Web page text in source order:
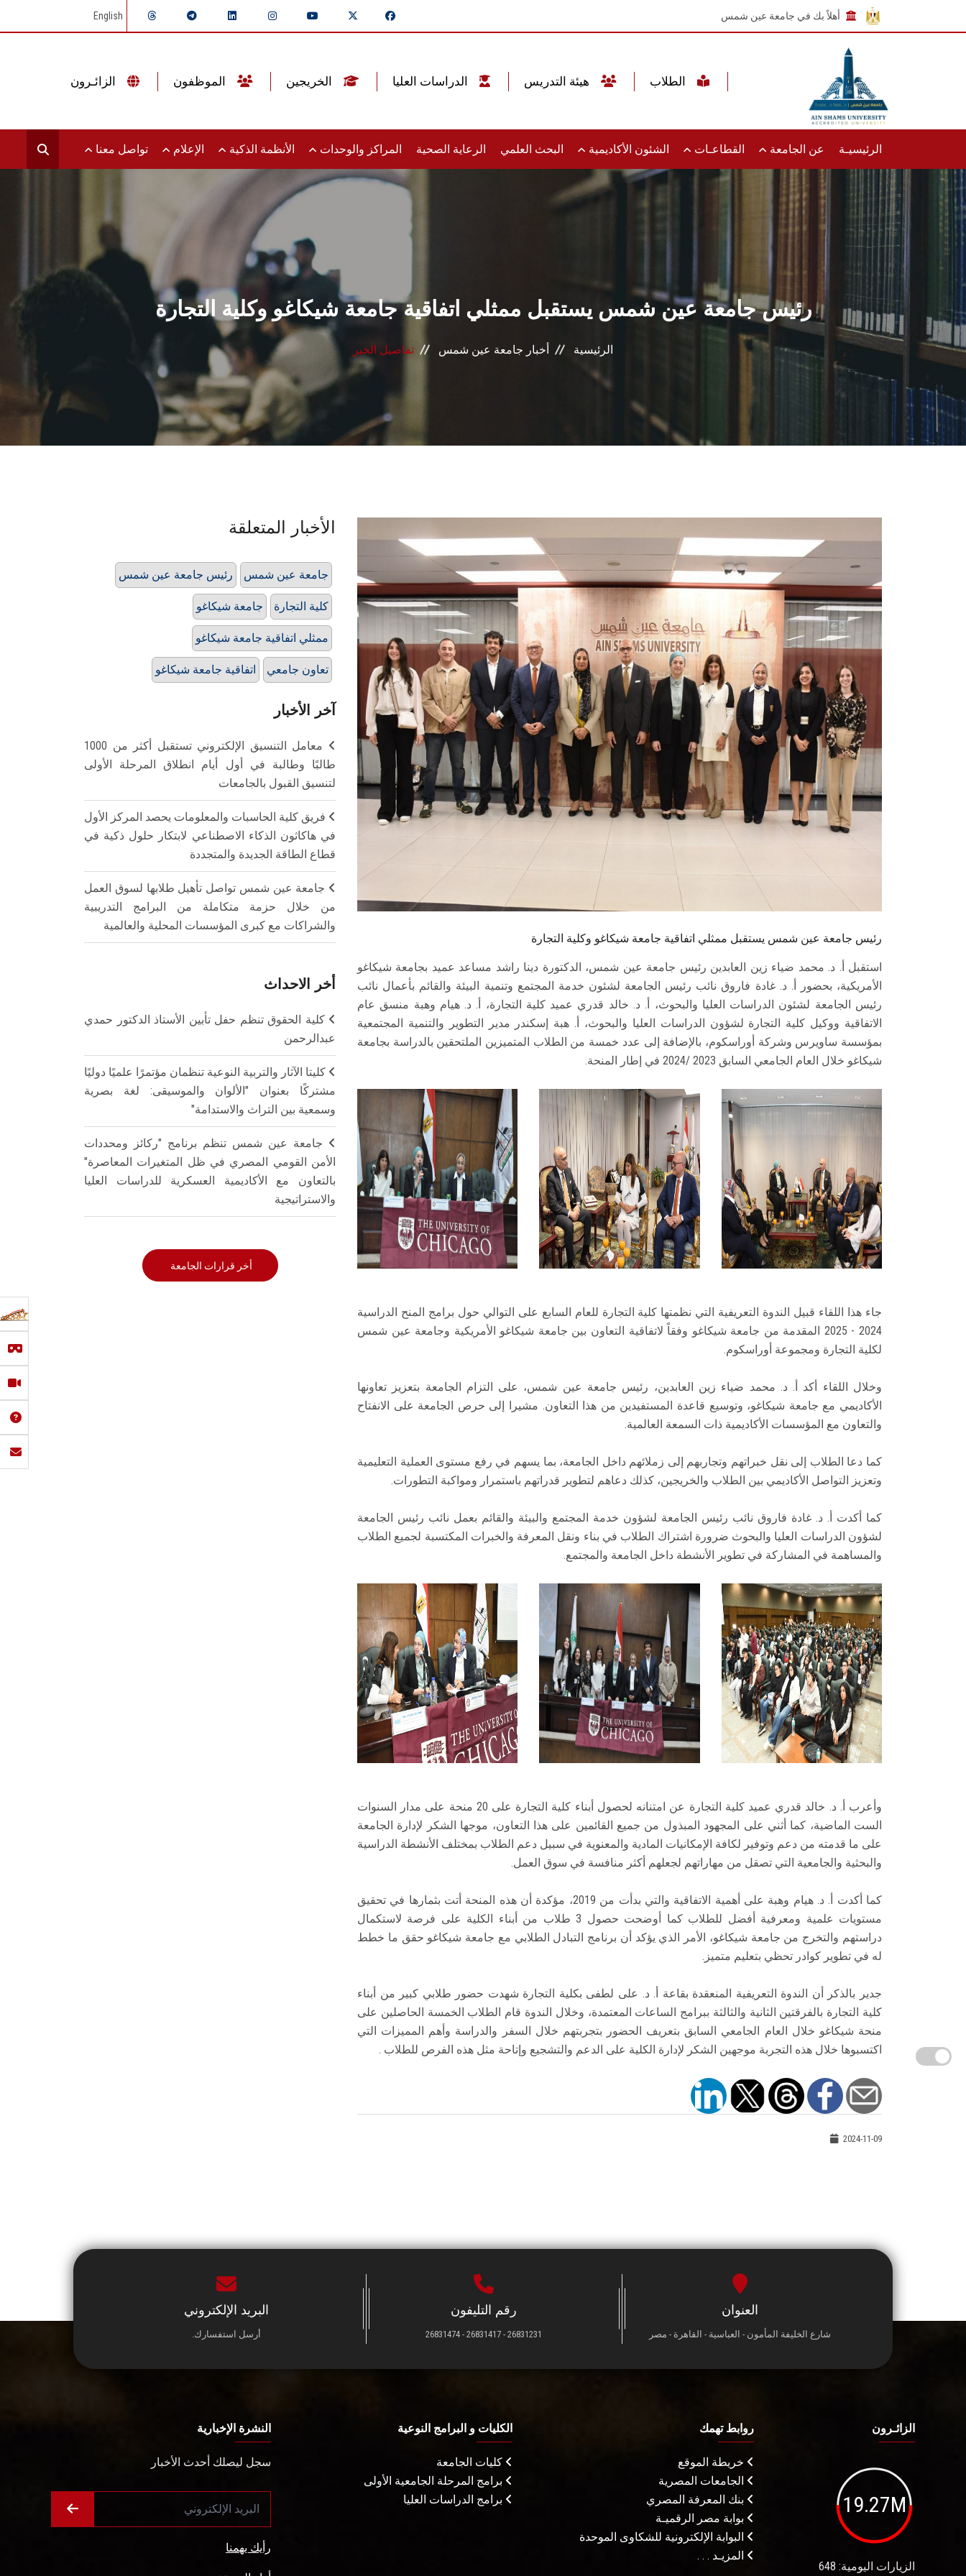
أهلاً بك في جامعة عين شمس English
الرئيسيـة عن الجامعة القطاعـات الشئون الأكاديمية البحث العلمي الرعاية الصحية المراكز والوحدات الأنظمة الذكية الإعلام تواصل معنا
رئيس جامعة عين شمس يستقبل ممثلي اتفاقية جامعة شيكاغو وكلية التجارة
الرئيسية أخبار جامعة عين شمس تفاصيل الخبر
رئيس جامعة عين شمس يستقبل ممثلي اتفاقية جامعة شيكاغو وكلية التجارة
استقبل أ. د. محمد ضياء زين العابدين رئيس جامعة عين شمس، الدكتورة دينا راشد مساعد عميد بجامعة شيكاغو
الأمريكية، بحضور أ. د. غادة فاروق نائب رئيس الجامعة لشئون خدمة المجتمع وتنمية البيئة والقائم بأعمال نائب
رئيس الجامعة لشئون الدراسات العليا والبحوث، أ. د. خالد قدري عميد كلية التجارة، أ. د. هيام وهبة منسق عام
الاتفاقية ووكيل كلية التجارة لشؤون الدراسات العليا والبحوث، أ. هبة إسكندر مدير التطوير والتنمية المجتمعية
بمؤسسة ساويرس وشركة أوراسكوم، بالإضافة إلى عدد خمسة من الطلاب المتميزين الملتحقين بالدراسة بجامعة
شيكاغو خلال العام الجامعي السابق 2023 /2024 في إطار المنحة.
جاء هذا اللقاء قبيل الندوة التعريفية التي نظمتها كلية التجارة للعام السابع على التوالي حول برامج المنح الدراسية
2024 - 2025 المقدمة من جامعة شيكاغو وفقاً لاتفاقية التعاون بين جامعة شيكاغو الأمريكية وجامعة عين شمس
لكلية التجارة ومجموعة أوراسكوم.
وخلال اللقاء أكد أ. د. محمد ضياء زين العابدين، رئيس جامعة عين شمس، على التزام الجامعة بتعزيز تعاونها
الأكاديمي مع جامعة شيكاغو، وتوسيع قاعدة المستفيدين من هذا التعاون. مشيرا إلى حرص الجامعة على الانفتاح
والتعاون مع المؤسسات الأكاديمية ذات السمعة العالمية.
كما دعا الطلاب إلى نقل خبراتهم وتجاربهم إلى زملائهم داخل الجامعة، بما يسهم في رفع مستوى العملية التعليمية
وتعزيز التواصل الأكاديمي بين الطلاب والخريجين، كذلك دعاهم لتطوير قدراتهم باستمرار ومواكبة التطورات.
كما أكدت أ. د. غادة فاروق نائب رئيس الجامعة لشؤون خدمة المجتمع والبيئة والقائم بعمل نائب رئيس الجامعة
لشؤون الدراسات العليا والبحوث ضرورة اشتراك الطلاب في بناء ونقل المعرفة والخبرات المكتسبة لجميع الطلاب
والمساهمة في المشاركة في تطوير الأنشطة داخل الجامعة والمجتمع.
وأعرب أ. د. خالد قدري عميد كلية التجارة عن امتنانه لحصول أبناء كلية التجارة على 20 منحة على مدار السنوات
الست الماضية، كما أثني على المجهود المبذول من جميع القائمين على هذا التعاون، موجها الشكر لإدارة الجامعة
على ما قدمته من دعم وتوفير لكافة الإمكانيات المادية والمعنوية في سبيل دعم الطلاب بمختلف الأنشطة الدراسية
والبحثية والجامعية التي تصقل من مهاراتهم لجعلهم أكثر منافسة في سوق العمل.
كما أكدت أ. د. هيام وهبة على أهمية الاتفاقية والتي بدأت من 2019، مؤكدة أن هذه المنحة أتت بثمارها في تحقيق
مستويات علمية ومعرفية أفضل للطلاب كما أوضحت حصول 3 طلاب من أبناء الكلية على فرصة لاستكمال
دراستهم والتخرج من جامعة شيكاغو، الأمر الذي يؤكد أن برنامج التبادل الطلابي مع جامعة شيكاغو حقق ما خطط
له في تطوير كوادر تحظي بتعليم متميز.
جدير بالذكر أن الندوة التعريفية المنعقدة بقاعة أ. د. على لطفى بكلية التجارة شهدت حضور طلابي كبير من أبناء
كلية التجارة بالفرقتين الثانية والثالثة ببرامج الساعات المعتمدة، وخلال الندوة قام الطلاب الخمسة الحاصلين على
منحة شيكاغو خلال العام الجامعي السابق بتعريف الحضور بتجربتهم خلال السفر والدراسة وأهم المميزات التي
اكتسبوها خلال هذه التجربة موجهين الشكر لإدارة الكلية على الدعم والتشجيع وإتاحة مثل هذه الفرص للطلاب .
2024-11-09
الأخبار المتعلقة
رئيس جامعة عين شمس جامعة عين شمس
جامعة شيكاغو كلية التجارة
ممثلي اتفاقية جامعة شيكاغو
اتفاقية جامعة شيكاغو تعاون جامعي
آخر الأخبار
معامل التنسيق الإلكتروني تستقبل أكثر من 1000
طالبًا وطالبة في أول أيام انطلاق المرحلة الأولى
لتنسيق القبول بالجامعات
فريق كلية الحاسبات والمعلومات يحصد المركز الأول
في هاكاثون الذكاء الاصطناعي لابتكار حلول ذكية في
قطاع الطاقة الجديدة والمتجددة
جامعة عين شمس تواصل تأهيل طلابها لسوق العمل
من خلال حزمة متكاملة من البرامج التدريبية
والشراكات مع كبرى المؤسسات المحلية والعالمية
أخر الاحداث
كلية الحقوق تنظم حفل تأبين الأستاذ الدكتور حمدي
عبدالرحمن
كليتا الآثار والتربية النوعية تنظمان مؤتمرًا علميًا دوليًا
مشتركًا بعنوان "الألوان والموسيقى: لغة بصرية
وسمعية بين التراث والاستدامة"
جامعة عين شمس تنظم برنامج "ركائز ومحددات
الأمن القومي المصري في ظل المتغيرات المعاصرة"
بالتعاون مع الأكاديمية العسكرية للدراسات العليا
والاستراتيجية
أخر قرارات الجامعة
العنوان
شارع الخليفة المأمون - العباسية - القاهرة - مصر
رقم التليفون
26831231 - 26831417 - 26831474
البريد الإلكتروني
أرسل استفسارك.
الزائـرون
19.27M
الزيارات اليومية: 648
روابط تهمك
خريطة الموقع
الجامعات المصرية
بنك المعرفة المصري
بوابة مصر الرقميـة
البوابة الإلكترونية للشكاوى الموحدة
المزيـد . . .
الكليات و البرامج النوعية
كليات الجامعة
برامج المرحلة الجامعية الأولى
برامج الدراسات العليا
النشرة الإخبارية
سجل ليصلك أحدث الأخبار
رأيك يهمنا